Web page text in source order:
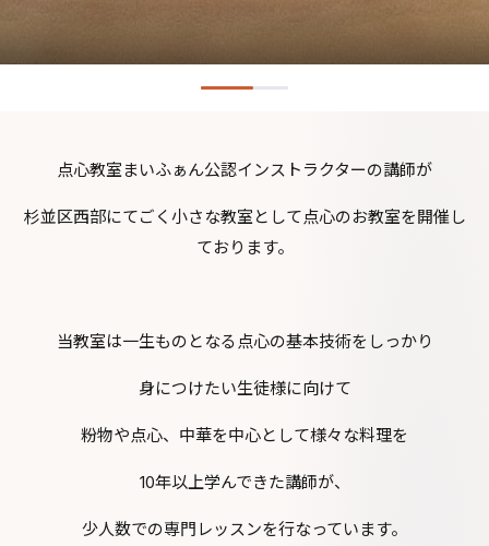
点心教室まいふぁん公認インストラクターの講師が
杉並区西部にてごく小さな教室として点心のお教室を開催し
ております。
当教室は一生ものとなる点心の基本技術をしっかり
身につけたい生徒様に向けて
粉物や点心、中華を中心として様々な料理を
10年以上学んできた講師が、
少人数での専門レッスンを行なっています。